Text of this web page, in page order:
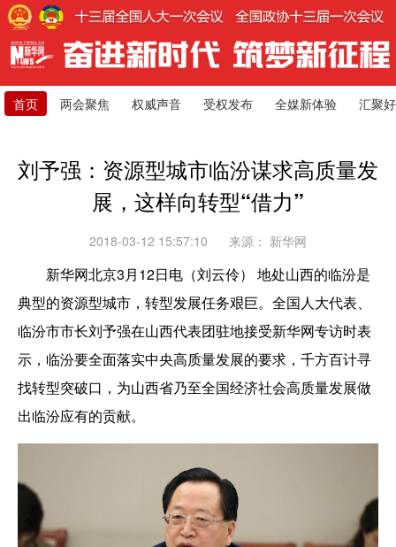
首页 两会聚焦 权威声音 受权发布 全媒新体验 汇聚
刘予强：资源型城市临汾谋求高质量发
展，这样向转型“借力”
2018-03-12 15:57:10 来源： 新华网
新华网北京3月12日电（刘云伶） 地处山西的临汾是
典型的资源型城市，转型发展任务艰巨。全国人大代表、
临汾市市长刘予强在山西代表团驻地接受新华网专访时表
示，临汾要全面落实中央高质量发展的要求，千方百计寻
找转型突破口，为山西省乃至全国经济社会高质量发展做
出临汾应有的贡献。